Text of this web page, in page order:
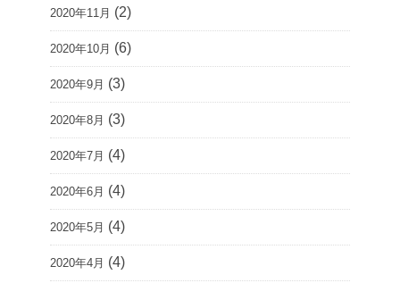
2020年11月 (2)
2020年10月 (6)
2020年9月 (3)
2020年8月 (3)
2020年7月 (4)
2020年6月 (4)
2020年5月 (4)
2020年4月 (4)